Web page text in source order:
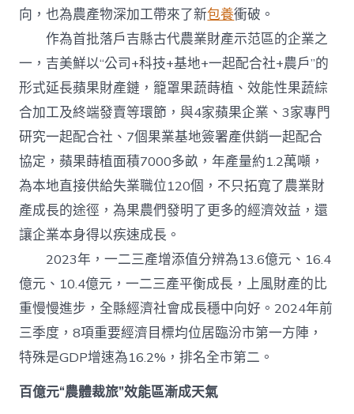
向，也為農產物深加工帶來了新包養衝破。
作為首批落戶吉縣古代農業財產示范區的企業之
一，吉美鮮以“公司+科技+基地+一起配合社+農戶”的
形式延長蘋果財產鏈，籠罩果蔬蒔植、效能性果蔬綜
合加工及終端發賣等環節，與4家蘋果企業、3家專門
研究一起配合社、7個果業基地簽署產供銷一起配合
協定，蘋果蒔植面積7000多畝，年產量約1.2萬噸，
為本地直接供給失業職位120個，不只拓寬了農業財
產成長的途徑，為果農們發明了更多的經濟效益，還
讓企業本身得以疾速成長。
2023年，一二三產增添值分辨為13.6億元、16.4
億元、10.4億元，一二三產平衡成長，上風財產的比
重慢慢進步，全縣經濟社會成長穩中向好。2024年前
三季度，8項重要經濟目標均位居臨汾市第一方陣，
特殊是GDP增速為16.2%，排名全市第二。
百億元“農體裁旅”效能區漸成天氣